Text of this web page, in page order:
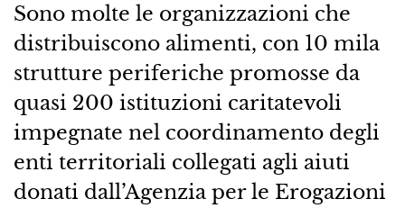
Sono molte le organizzazioni che
distribuiscono alimenti, con 10 mila
strutture periferiche promosse da
quasi 200 istituzioni caritatevoli
impegnate nel coordinamento degli
enti territoriali collegati agli aiuti
donati dall’Agenzia per le Erogazioni